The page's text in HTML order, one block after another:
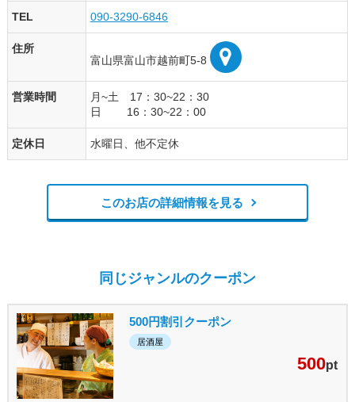
TEL 090-3290-6846
住所
富山県富山市越前町5-8
営業時間
月~土 17：30~22：30
日 16：30~22：00
定休日 水曜日、他不定休
このお店の詳細情報を見る
同じジャンルのクーポン
500円割引クーポン
居酒屋
500pt